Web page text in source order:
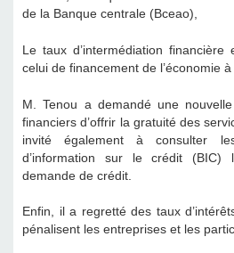
de la Banque centrale (Bceao),
Le taux d’intermédiation
celui de financement de l’économie à
M. Tenou a demandé une
financiers d’offrir la gratuité des
invité également à consulter
d’information sur le crédit (BIC)
demande de crédit.
Enfin, il a regretté des taux
pénalisent les entreprises et les